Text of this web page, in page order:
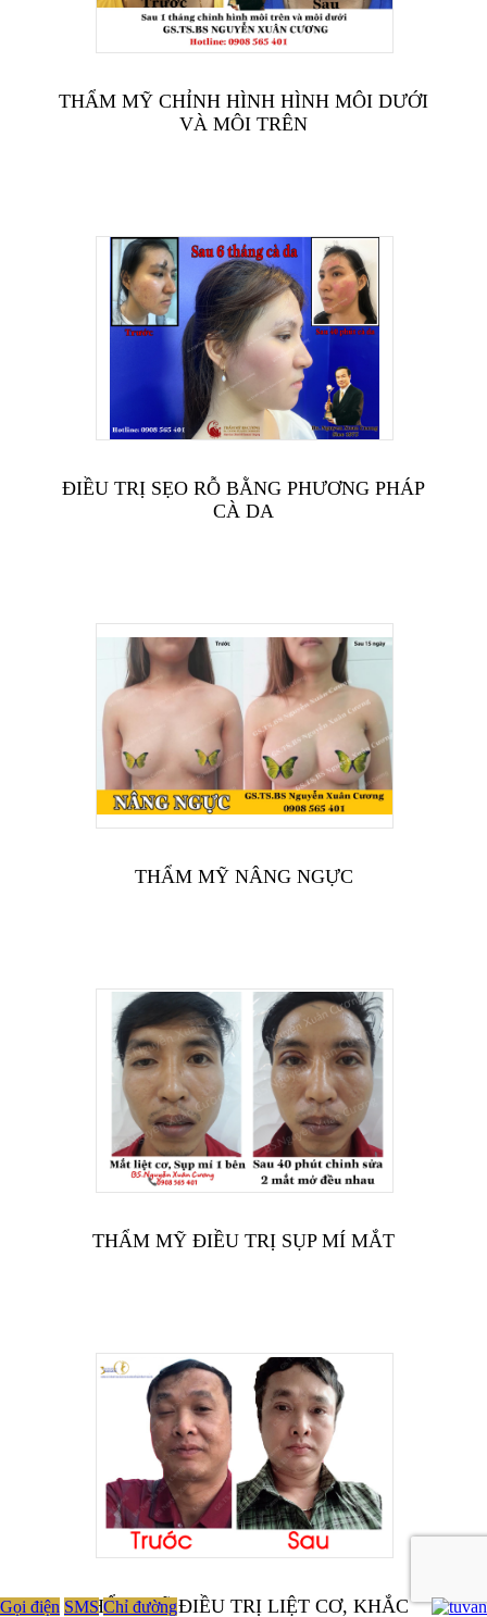
THẨM MỸ CHỈNH HÌNH HÌNH MÔI DƯỚI
VÀ MÔI TRÊN
ĐIỀU TRỊ SẸO RỖ BẰNG PHƯƠNG PHÁP
CÀ DA
THẨM MỸ NÂNG NGỰC
THẨM MỸ ĐIỀU TRỊ SỤP MÍ MẮT
THẨM MỸ ĐIỀU TRỊ LIỆT CƠ, KHẮC
Gọi điện SMS Chỉ đường